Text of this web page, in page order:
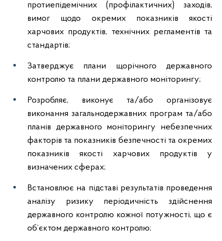
протиепідемічних (профілактичних) заходів,
вимог щодо окремих показників якості
харчових продуктів, технічних регламентів та
стандартів;
Затверджує плани щорічного державного
контролю та плани державного моніторингу;
Розробляє, виконує та/або організовує
виконання загальнодержавних програм та/або
планів державного моніторингу небезпечних
факторів та показників безпечності та окремих
показників якості харчових продуктів у
визначених сферах;
Встановлює на підставі результатів проведення
аналізу ризику періодичність здійснення
державного контролю кожної потужності, що є
об’єктом державного контролю;